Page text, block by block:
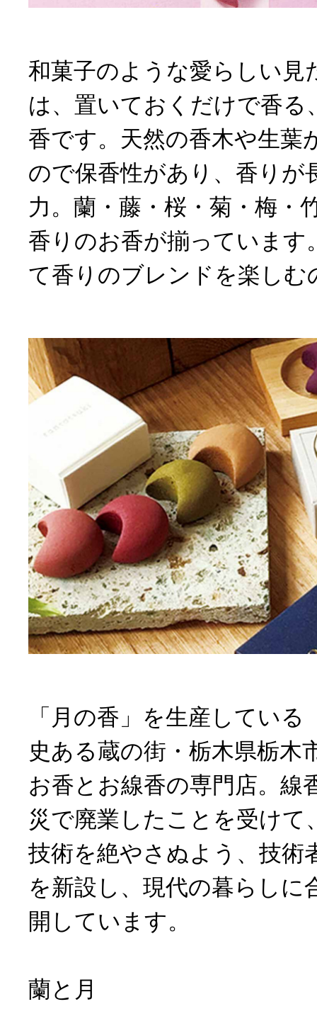
和菓子のような愛らしい見
は、置いておくだけで香る
香です。天然の香木や生葉
ので保香性があり、香りが
力。蘭・藤・桜・菊・梅・
香りのお香が揃っています
て香りのブレンドを楽しむ
「月の香」を生産してい
史ある蔵の街・栃木県栃木
お香とお線香の専門店。線
災で廃業したことを受けて
技術を絶やさぬよう、技術
を新設し、現代の暮らしに
開しています。
蘭と月